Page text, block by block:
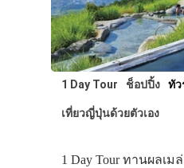
1 Day Tour ช็อปปิ้ง ทัว
เที่ยวญี่ปุ่นด้วยตัวเอง
1 Day Tour ทานผลเ